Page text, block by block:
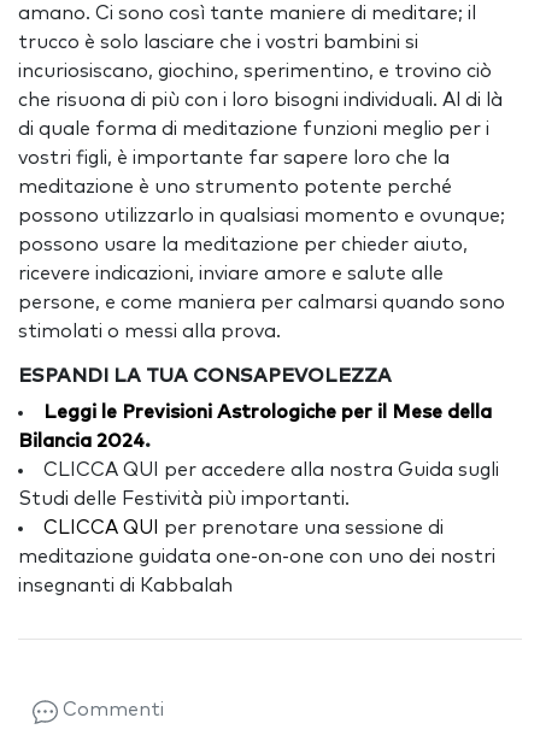
amano. Ci sono così tante maniere di meditare; il
trucco è solo lasciare che i vostri bambini si
incuriosiscano, giochino, sperimentino, e trovino ciò
che risuona di più con i loro bisogni individuali. Al di là
di quale forma di meditazione funzioni meglio per i
vostri figli, è importante far sapere loro che la
meditazione è uno strumento potente perché
possono utilizzarlo in qualsiasi momento e ovunque;
possono usare la meditazione per chieder aiuto,
ricevere indicazioni, inviare amore e salute alle
persone, e come maniera per calmarsi quando sono
stimolati o messi alla prova.
ESPANDI LA TUA CONSAPEVOLEZZA
Leggi le Previsioni Astrologiche per il Mese della
Bilancia 2024.
CLICCA QUI per accedere alla nostra Guida sugli
Studi delle Festività più importanti.
CLICCA QUI
per prenotare una sessione di
meditazione guidata one-on-one con uno dei nostri
insegnanti di Kabbalah
Commenti